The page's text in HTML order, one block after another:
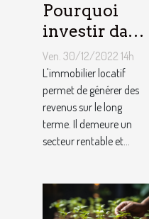
Pourquoi
investir dans
l'immobilier
?
Ven. 30/12/2022 14h
L'immobilier locatif
permet de générer des
revenus sur le long
terme. Il demeure un
secteur rentable et...